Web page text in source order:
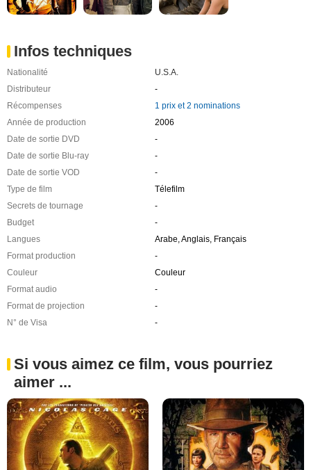
Infos techniques
Nationalité
U.S.A.
Distributeur
-
Récompenses
1 prix et 2 nominations
Année de production
2006
Date de sortie DVD
-
Date de sortie Blu-ray
-
Date de sortie VOD
-
Type de film
Télefilm
Secrets de tournage
-
Budget
-
Langues
Arabe, Anglais, Français
Format production
-
Couleur
Couleur
Format audio
-
Format de projection
-
N° de Visa
-
Si vous aimez ce film, vous pourriez
aimer ...